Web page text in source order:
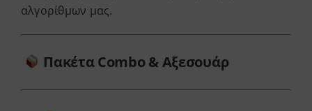
αλγορίθμων μας.
Πακέτα Combo & Αξεσουάρ